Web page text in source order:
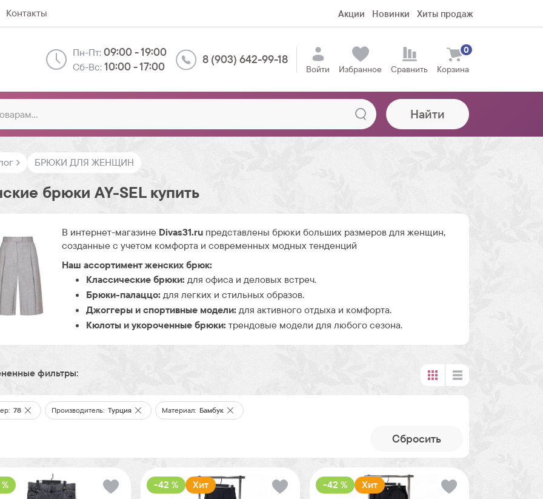
Контакты Акции Новинки Хиты продаж
Пн-Пт:09:00 - 19:00
Сб-Вс:10:00 - 17:00
8 (903) 642-99-18
Войти Избранное Сравнить Корзина
0
Найти
БРЮКИ ДЛЯ ЖЕНЩИН
брюки AY-SEL купить
В интернет-магазине Divas31.ruпредставлены брюки больших размеров для женщин,
созданные с учетом комфорта и современных модных тенденций
Наш ассортимент женских брюк:
Классические брюки: для офиса и деловых встреч.
Брюки-палаццо: для легких и стильных образов.
Джоггеры и спортивные модели: для активного отдыха и комфорта.
Кюлоты и укороченные брюки: трендовые модели для любого сезона.
фильтры:
78 Производитель: Турция Материал: Бамбук
Cбросить
-42 % Хит -42 % Хит